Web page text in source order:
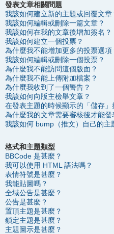
發表文章相關問題
我該如何建立新的主題或回覆文章
我該如何編輯或刪除一篇文章？
我該如何在我的文章後增加簽名？
我該如何建立一個投票？
為什麼我不能增加更多的投票選項
我該如何編輯或刪除一個投票？
為什麼我不能訪問這個版面？
為什麼我不能上傳附加檔案？
為什麼我收到了一個警告？
我該如何向版主檢舉文章？
在發表主題的時候顯示的「儲存」
為什麼我的文章需要審核後才能發
我該如何 bump（推文）自己的主
格式和主題類型
BBCode 是甚麼？
我可以使用 HTML 語法嗎？
表情符號是甚麼？
我能貼圖嗎？
全域公告是甚麼？
公告是甚麼？
置頂主題是甚麼？
鎖定主題是甚麼？
主題圖示是甚麼？